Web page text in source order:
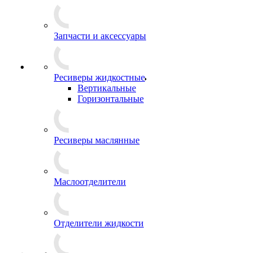
Запчасти и аксессуары
Ресиверы жидкостные
Вертикальные
Горизонтальные
Ресиверы маслянные
Маслоотделители
Отделители жидкости